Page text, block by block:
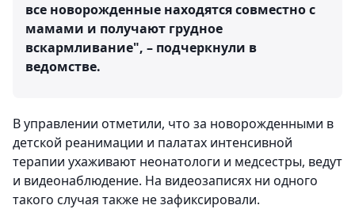
все новорожденные находятся совместно с
мамами и получают грудное
вскармливание", – подчеркнули в
ведомстве.
В управлении отметили, что за новорожденными в
детской реанимации и палатах интенсивной
терапии ухаживают неонатологи и медсестры, ведут
и видеонаблюдение. На видеозаписях ни одного
такого случая также не зафиксировали.